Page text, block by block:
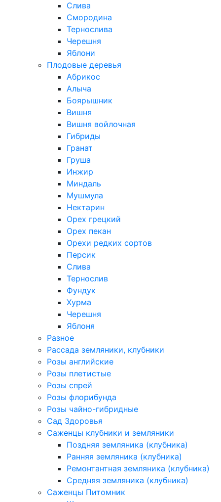
Слива
Смородина
Тернослива
Черешня
Яблони
Плодовые деревья
Абрикос
Алыча
Боярышник
Вишня
Вишня войлочная
Гибриды
Гранат
Груша
Инжир
Миндаль
Мушмула
Нектарин
Орех грецкий
Орех пекан
Орехи редких сортов
Персик
Слива
Тернослив
Фундук
Хурма
Черешня
Яблоня
Разное
Рассада земляники, клубники
Розы английские
Розы плетистые
Розы спрей
Розы флорибунда
Розы чайно-гибридные
Сад Здоровья
Саженцы клубники и земляники
Поздняя земляника (клубника)
Ранняя земляника (клубника)
Ремонтантная земляника (клубника)
Средняя земляника (клубника)
Саженцы Питомник